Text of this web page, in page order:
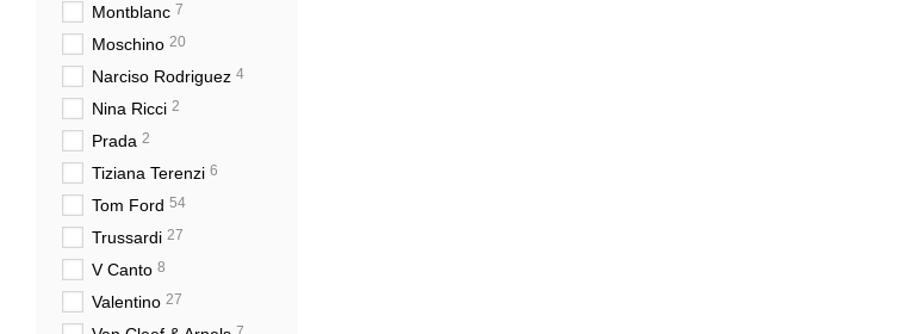
Montblanc 7
Moschino 20
Narciso Rodriguez 4
Nina Ricci 2
Prada 2
Tiziana Terenzi 6
Tom Ford 54
Trussardi 27
V Canto 8
Valentino 27